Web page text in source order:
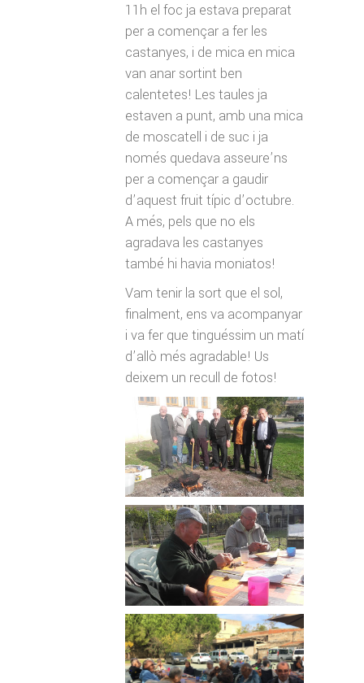
11h el foc ja estava preparat
per a començar a fer les
castanyes, i de mica en mica
van anar sortint ben
calentetes! Les taules ja
estaven a punt, amb una mica
de moscatell i de suc i ja
només quedava asseure’ns
per a començar a gaudir
d’aquest fruit típic d’octubre.
A més, pels que no els
agradava les castanyes
també hi havia moniatos!
Vam tenir la sort que el sol,
finalment, ens va acompanyar
i va fer que tinguéssim un matí
d’allò més agradable! Us
deixem un recull de fotos!